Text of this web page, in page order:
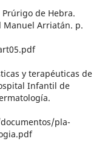
de Hebra.
Manuel Arriatán. p.
y terapéuticas de
Infantil de
pla-